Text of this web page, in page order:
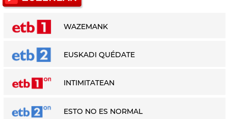
WAZEMANK
EUSKADI QUÉDATE
INTIMITATEAN
ESTO NO ES NORMAL